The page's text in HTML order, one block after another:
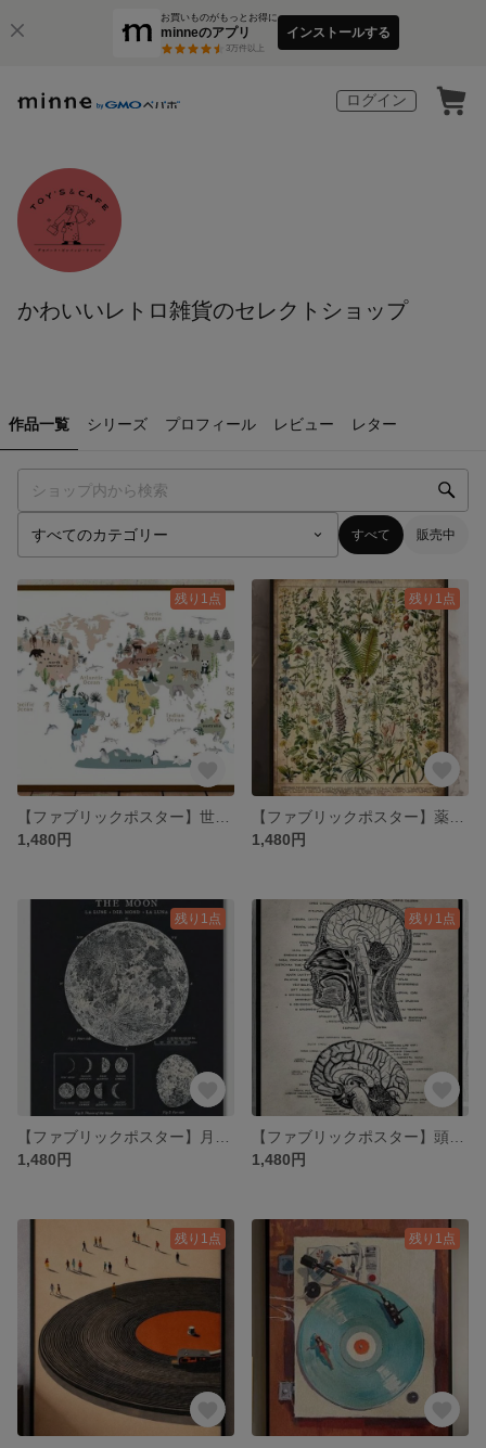
お買いものがもっとお得に
minneのアプリ
3万件以上
インストールする
ログイン
かわいいレトロ雑貨のセレクトショップ
作品一覧 シリーズ プロフィール レビュー レター
すべて 販売中
残り1点
1,480円
残り1点
1,480円
残り1点
1,480円
残り1点
1,480円
残り1点 残り1点